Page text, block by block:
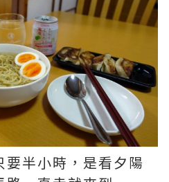
半小時，是看夕陽